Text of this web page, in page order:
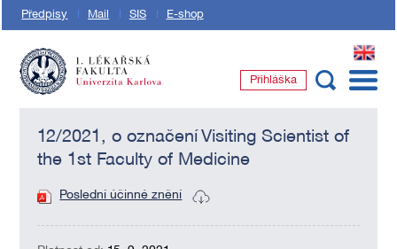
Předpisy Mail SIS E-shop
EN
Přihláška
12/2021, o označení Visiting Scientist of
the 1st Faculty of Medicine
Poslední účinné znění